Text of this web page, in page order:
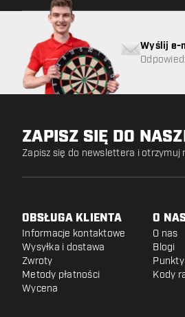
Wyślij e-
ZAPISZ SIĘ DO
Zapisz się do newslettera i otrzymuj
OBSŁUGA KLIENTA
Informacje kontaktowe
Wysyłka i dostawa
Zwroty
Metody płatności
Wycena
O
O nas
Blogi
Kody